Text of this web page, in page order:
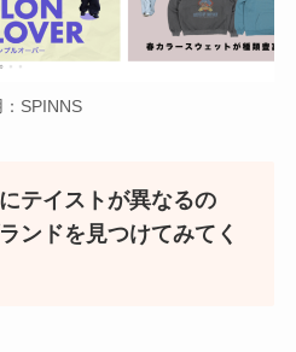
：SPINNS
テイストが異なるの
ンドを見つけてみてく